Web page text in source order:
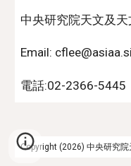
中央研究院天文及
Email:
電話:02-2366-5445
Copyright (2026) 中央研究